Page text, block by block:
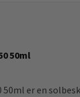
50ml
50ml er en